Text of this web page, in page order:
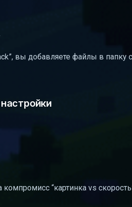
вы добавляете файлы в папку
компромисс “картинка vs